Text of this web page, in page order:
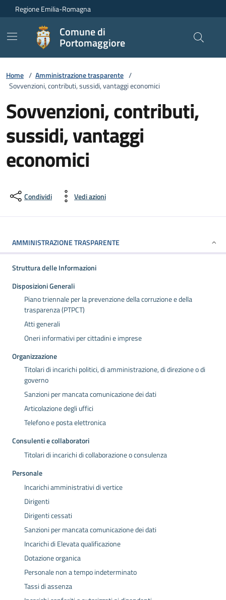
Vai ai contenuti
Vai al footer
Regione Emilia-Romagna
Comune di
Portomaggiore
Home / Amministrazione trasparente /
Sovvenzioni, contributi, sussidi, vantaggi economici
Sovvenzioni, contributi,
sussidi, vantaggi
economici
Condividi Vedi azioni
AMMINISTRAZIONE TRASPARENTE
Struttura delle Informazioni
Disposizioni Generali
Piano triennale per la prevenzione della corruzione e della
trasparenza (PTPCT)
Atti generali
Oneri informativi per cittadini e imprese
Organizzazione
Titolari di incarichi politici, di amministrazione, di direzione o di
governo
Sanzioni per mancata comunicazione dei dati
Articolazione degli uffici
Telefono e posta elettronica
Consulenti e collaboratori
Titolari di incarichi di collaborazione o consulenza
Personale
Incarichi amministrativi di vertice
Dirigenti
Dirigenti cessati
Sanzioni per mancata comunicazione dei dati
Incarichi di Elevata qualificazione
Dotazione organica
Personale non a tempo indeterminato
Tassi di assenza